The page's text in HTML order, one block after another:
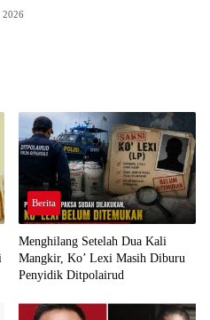
2026
Berita
Menghilang Setelah Dua Kali
Mangkir, Ko’ Lexi Masih Diburu
Penyidik Ditpolairud